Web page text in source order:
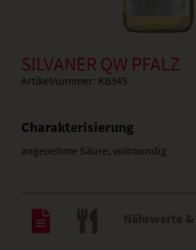
SILVANER QW PFALZ
Artikelnummer: KB345
Charakterisierung
angenehme Säure, vollmundig
Nährwerte